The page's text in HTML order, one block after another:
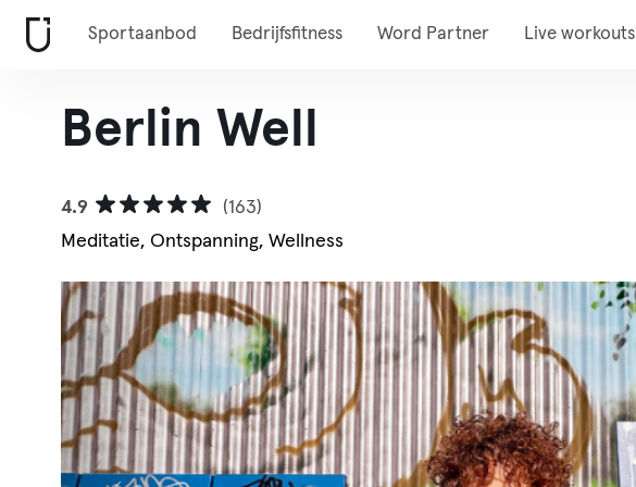
Sportaanbod Bedrijfsfitness Word Partner Live workouts
Berlin Well
4.9
(163)
Meditatie, Ontspanning, Wellness